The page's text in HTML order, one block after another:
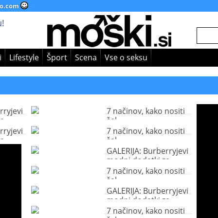
Lifestyle Šport Scena Vse o seksu
7 načinov, kako nositi
šal
7 načinov, kako nositi
šal
GALERIJA: Burberryjevi
modni dodatki za
letošnjo zimo
7 načinov, kako nositi
šal
GALERIJA: Burberryjevi
modni dodatki za
letošnjo zimo
7 načinov, kako nositi